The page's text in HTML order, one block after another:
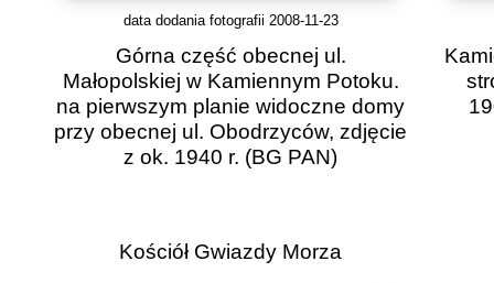
data dodania fotografii 2008-11-23
Górna część obecnej ul.
Małopolskiej w Kamiennym Potoku.
na pierwszym planie widoczne domy
przy obecnej ul. Obodrzyców, zdjęcie
z ok. 1940 r. (BG PAN)
Kościół Gwiazdy Morza